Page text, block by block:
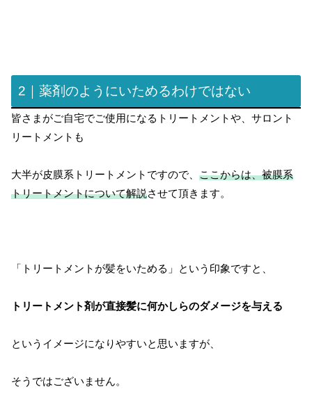
2｜薬剤のようにいためるわけではない
皆さまがご自宅でご使用になるトリートメントや、サロント
リートメントも
大半が皮膜系トリートメントですので、 ここからは、被膜系
トリートメントについて解説させて頂きます。
「トリートメントが髪をいためる」という印象ですと、
トリートメント剤が直接髪に何かしらのダメージを与える
というイメージになりやすいと思いますが、
そうではございません。